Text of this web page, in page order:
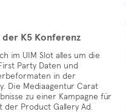
K5 Konferenz
im UIM Slot alles um die
Party Daten und
in der
Die Mediaagentur Carat
zu einer Kampagne für
der Product Gallery Ad.